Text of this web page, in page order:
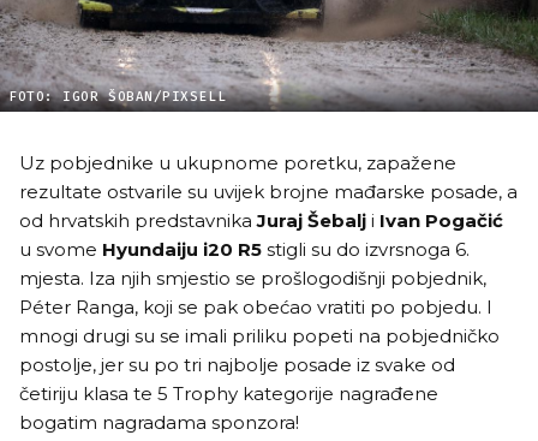
FOTO: IGOR ŠOBAN/PIXSELL
Uz pobjednike u ukupnome poretku, zapažene
rezultate ostvarile su uvijek brojne mađarske posade, a
od hrvatskih predstavnikaJuraj Šebalj i Ivan Pogačić
u svome Hyundaiju i20 R5 stigli su do izvrsnoga 6.
mjesta. Iza njih smjestio se prošlogodišnji pobjednik,
Péter Ranga, koji se pak obećao vratiti po pobjedu. I
mnogi drugi su se imali priliku popeti na pobjedničko
postolje, jer su po tri najbolje posade iz svake od
četiriju klasa te 5 Trophy kategorije nagrađene
bogatim nagradama sponzora!